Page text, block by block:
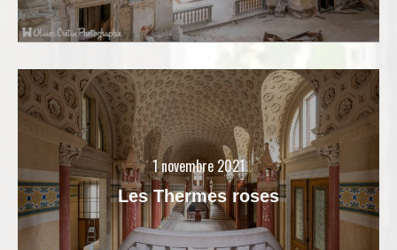
1 novembre 2021
Les Thermes roses